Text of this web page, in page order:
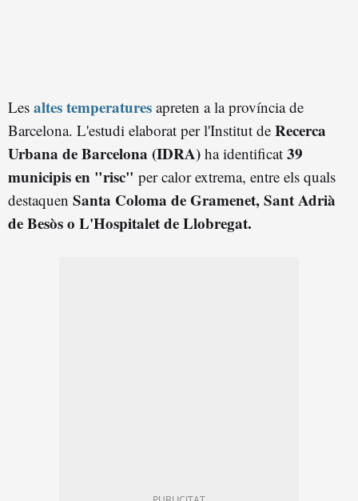
Les altes temperatures apreten a la província de
Barcelona. L'estudi elaborat per l'Institut de Recerca
Urbana de Barcelona (IDRA) ha identificat 39
municipis en "risc" per calor extrema, entre els quals
destaquen Santa Coloma de Gramenet, Sant Adrià
de Besòs o L'Hospitalet de Llobregat.